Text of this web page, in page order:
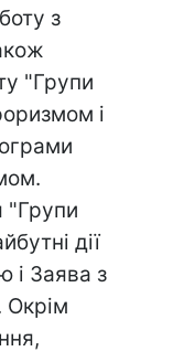
з
"Групи
і
"Групи
дії
і Заява з
Окрім